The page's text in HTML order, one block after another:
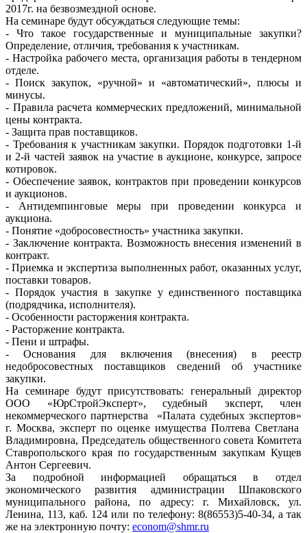
2017г. на безвозмездной основе.
На семинаре будут обсуждаться следующие темы:
- Что такое государственные и муниципальные закупки?
Определение, отличия, требования к участникам.
- Настройка рабочего места, организация работы в тендерном
отделе.
- Поиск закупок, «ручной» и «автоматический», плюсы и
минусы.
- Правила расчета коммерческих предложений, минимальной
цены контракта.
- Защита прав поставщиков.
- Требования к участникам закупки. Порядок подготовки 1-й
и 2-й частей заявок на участие в аукционе, конкурсе, запросе
котировок.
- Обеспечение заявок, контрактов при проведении конкурсов
и аукционов.
- Антидемпинговые меры при проведении конкурса и
аукциона.
- Понятие «добросовестность» участника закупки.
- Заключение контракта. Возможность внесения изменений в
контракт.
- Приемка и экспертиза выполненных работ, оказанных услуг,
поставки товаров.
- Порядок участия в закупке у единственного поставщика
(подрядчика, исполнителя).
- Особенности расторжения контракта.
- Расторжение контракта.
- Пени и штрафы.
- Основания для включения (внесения) в реестр
недобросовестных поставщиков сведений об участнике
закупки.
На семинаре будут присутствовать: генеральный директор
ООО «ЮрСтройЭксперт», судебный эксперт, член
некоммерческого партнерства «Палата судебных экспертов»
г. Москва, эксперт по оценке имущества Полтева Светлана
Владимировна, Председатель общественного совета Комитета
Ставропольского края по государственным закупкам Кущев
Антон Сергеевич.
За подробной информацией обращаться в отдел
экономического развития администрации Шпаковского
муниципального района, по адресу: г. Михайловск, ул.
Ленина, 113, каб. 124 или по телефону: 8(86553)5-40-34, а так
же на электронную почту: econom@shmr.ru